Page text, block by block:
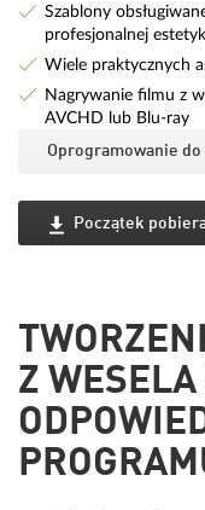
Szablony
profesjonalnej
Wiele praktycznych
Nagrywanie filmu z
AVCHD lub Blu-ray
Oprogramowanie
Początek
Z